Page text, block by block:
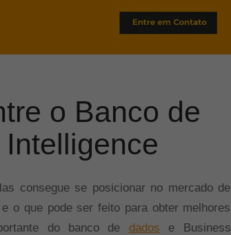
o Banco de
consegue se posicionar no mercado de
o que pode ser feito para obter melhores
do banco de dados e Business